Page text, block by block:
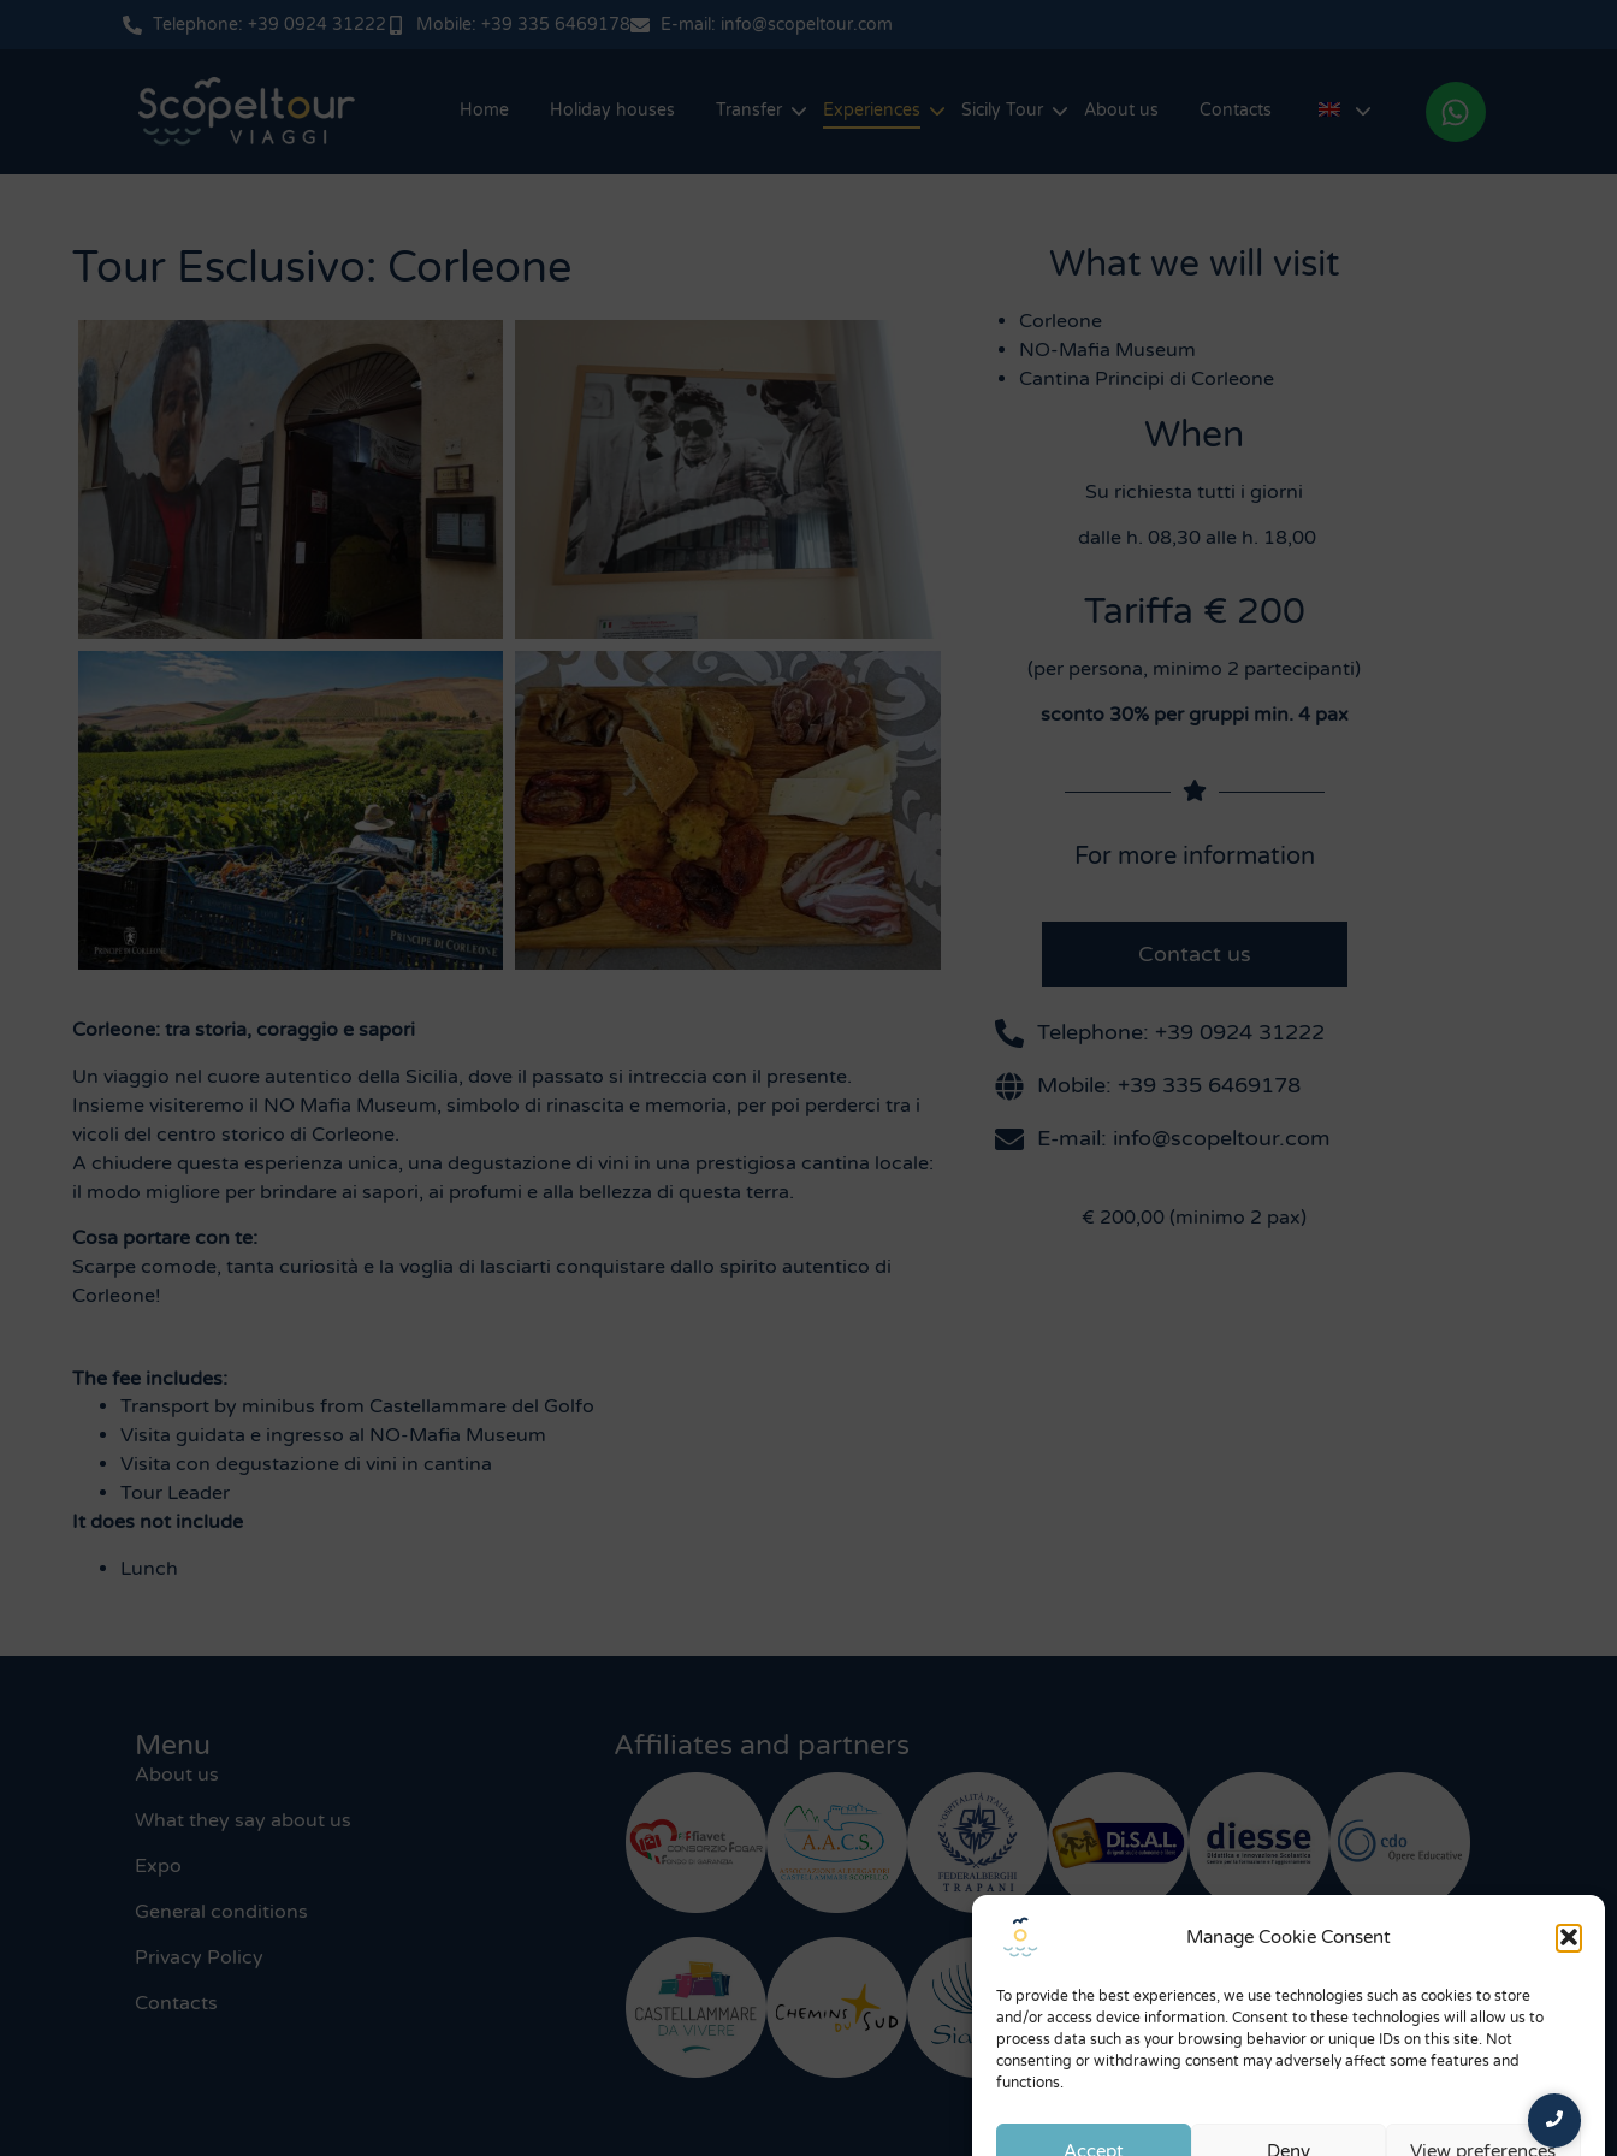
Manage Cookie Consent
To provide the best experiences, we use technologies such as cookies to store
and/or access device information. Consent to these technologies will allow us to
process data such as your browsing behavior or unique IDs on this site. Not
consenting or withdrawing consent may adversely affect some features and
functions.
Accept Deny View preferences
Telephone: +39 0924 31222 Mobile: +39 335 6469178 E-mail: info@scopeltour.com
Home Holiday houses Transfer Experiences Sicily Tour About us Contacts
Tour Esclusivo: Corleone
Corleone: tra storia, coraggio e sapori
Un viaggio nel cuore autentico della Sicilia, dove il passato si intreccia con il presente.
Insieme visiteremo il NO Mafia Museum, simbolo di rinascita e memoria, per poi perderci tra i
vicoli del centro storico di Corleone.
A chiudere questa esperienza unica, una degustazione di vini in una prestigiosa cantina locale:
il modo migliore per brindare ai sapori, ai profumi e alla bellezza di questa terra.
Cosa portare con te:
Scarpe comode, tanta curiosità e la voglia di lasciarti conquistare dallo spirito autentico di
Corleone!
The fee includes:
Transport by minibus from Castellammare del Golfo
Visita guidata e ingresso al NO-Mafia Museum
Visita con degustazione di vini in cantina
Tour Leader
It does not include
Lunch
What we will visit
Corleone
NO-Mafia Museum
Cantina Principi di Corleone
When
Su richiesta tutti i giorni
dalle h. 08,30 alle h. 18,00
Tariffa € 200
(per persona, minimo 2 partecipanti)
sconto 30% per gruppi min. 4 pax
For more information
Contact us
Telephone: +39 0924 31222
Mobile: +39 335 6469178
E-mail: info@scopeltour.com
€ 200,00 (minimo 2 pax)
Menu
About us
What they say about us
Expo
General conditions
Privacy Policy
Contacts
Affiliates and partners